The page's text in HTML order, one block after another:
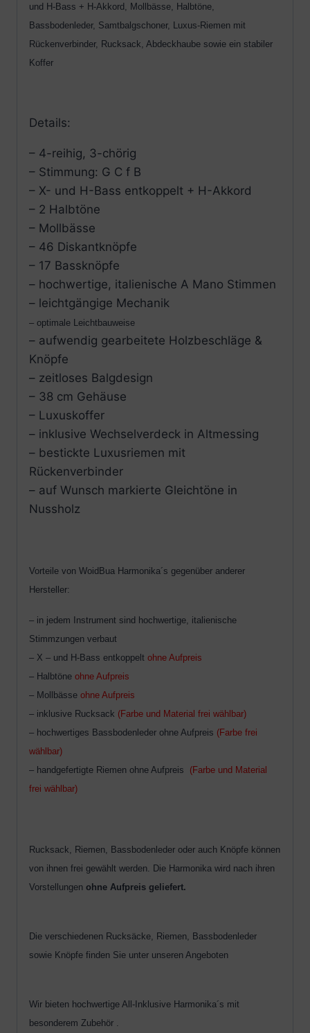
und H-Bass + H-Akkord, Mollbässe, Halbtöne,
Bassbodenleder, Samtbalgschoner, Luxus-Riemen mit
Rückenverbinder, Rucksack, Abdeckhaube sowie ein stabiler
Koffer
Details:
– 4-reihig, 3-chörig
– Stimmung: G C f B
– X- und H-Bass entkoppelt + H-Akkord
– 2 Halbtöne
– Mollbässe
– 46 Diskantknöpfe
– 17 Bassknöpfe
– hochwertige, italienische A Mano Stimmen
– leichtgängige Mechanik
– optimale Leichtbauweise
– aufwendig gearbeitete Holzbeschläge &
Knöpfe
– zeitloses Balgdesign
– 38 cm Gehäuse
– Luxuskoffer
– inklusive Wechselverdeck in Altmessing
– bestickte Luxusriemen mit
Rückenverbinder
– auf Wunsch markierte Gleichtöne in
Nussholz
Vorteile von WoidBua Harmonika´s gegenüber anderer
Hersteller:
– in jedem Instrument sind hochwertige, italienische
Stimmzungen verbaut
– X – und H-Bass entkoppelt ohne Aufpreis
– Halbtöne ohne Aufpreis
– Mollbässe ohne Aufpreis
– inklusive Rucksack (Farbe und Material frei wählbar)
– hochwertiges Bassbodenleder ohne Aufpreis (Farbe frei
wählbar)
– handgefertigte Riemen ohne Aufpreis (Farbe und Material
frei wählbar)
Rucksack, Riemen, Bassbodenleder oder auch Knöpfe können
von ihnen frei gewählt werden. Die Harmonika wird nach ihren
Vorstellungen ohne Aufpreis geliefert.
Die verschiedenen Rucksäcke, Riemen, Bassbodenleder
sowie Knöpfe finden Sie unter unseren Angeboten
Wir bieten hochwertige All-Inklusive Harmonika´s mit
besonderem Zubehör .